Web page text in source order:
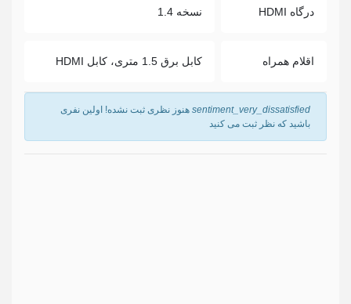
درگاه HDMI نسخه 1.4
اقلام همراه کابل برق 1.5 متری، کابل HDMI
sentiment_very_dissatisfied هنوز نظری ثبت نشده! اولین نفری
باشید که نظر ثبت می کنید